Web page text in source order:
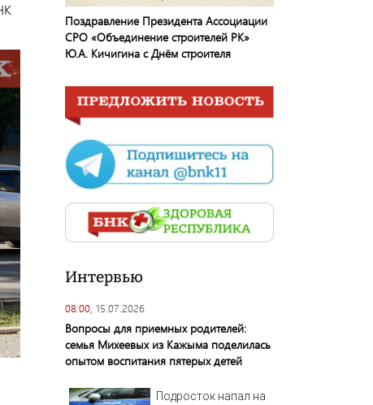
Поздравление Президента Ассоциации
СРО «Объединение строителей РК»
Ю.А. Кичигина с Днём строителя
Интервью
08:00, 15.07.2026
Вопросы для приемных родителей:
семья Михеевых из Кажыма поделилась
опытом воспитания пятерых детей
Подросток напал на